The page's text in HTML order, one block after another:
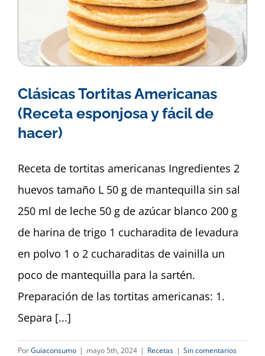
Clásicas Tortitas Americanas
(Receta esponjosa y fácil de
hacer)
Receta de tortitas americanas Ingredientes 2
huevos tamaño L 50 g de mantequilla sin sal
250 ml de leche 50 g de azúcar blanco 200 g
de harina de trigo 1 cucharadita de levadura
en polvo 1 o 2 cucharaditas de vainilla un
poco de mantequilla para la sartén.
Preparación de las tortitas americanas: 1.
Separa [...]
PorGuiaconsumo | mayo 5th, 2024 | Recetas | Sin comentarios